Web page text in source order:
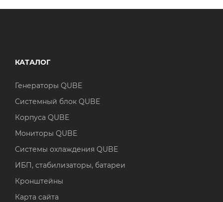
КАТАЛОГ
Генераторы QUBE
Системный блок QUBE
Корпуса QUBE
Мониторы QUBE
Системы охлаждения QUBE
ИБП, стабилизаторы, батареи
Кронштейны
Карта сайта